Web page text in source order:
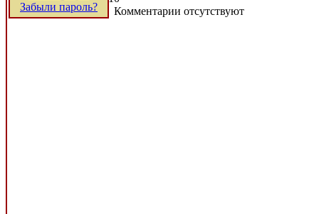
Забыли пароль?
Комментарии отсутствуют